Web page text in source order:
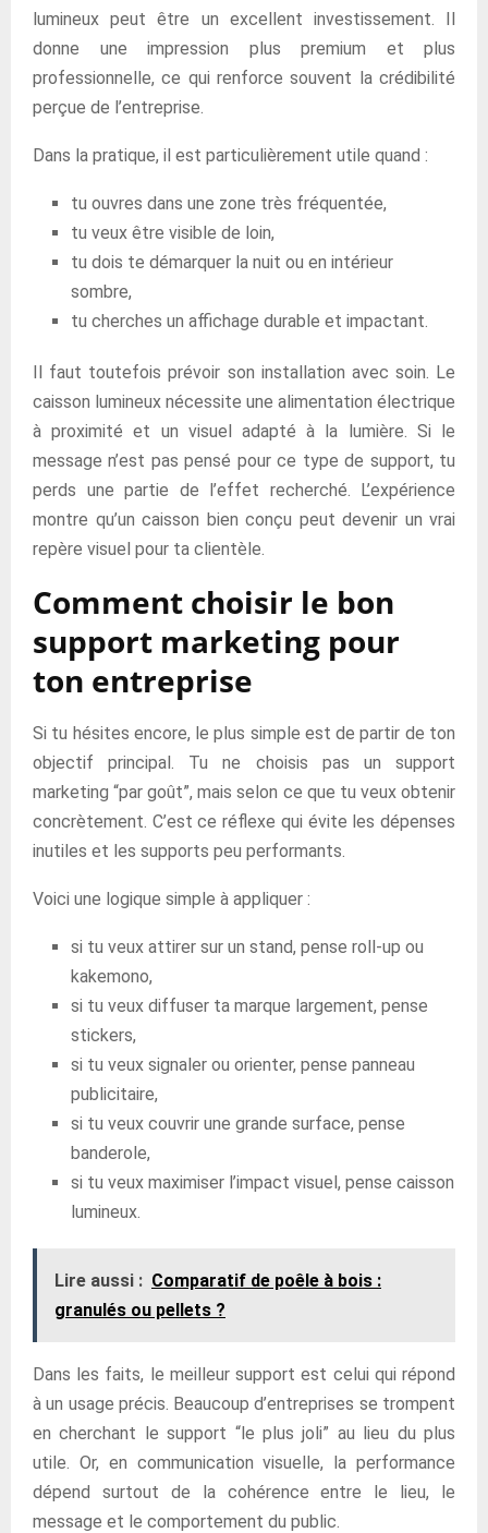
lumineux peut être un excellent investissement. Il
donne une impression plus premium et plus
professionnelle, ce qui renforce souvent la crédibilité
perçue de l’entreprise.
Dans la pratique, il est particulièrement utile quand :
tu ouvres dans une zone très fréquentée,
tu veux être visible de loin,
tu dois te démarquer la nuit ou en intérieur
sombre,
tu cherches un affichage durable et impactant.
Il faut toutefois prévoir son installation avec soin. Le
caisson lumineux nécessite une alimentation électrique
à proximité et un visuel adapté à la lumière. Si le
message n’est pas pensé pour ce type de support, tu
perds une partie de l’effet recherché. L’expérience
montre qu’un caisson bien conçu peut devenir un vrai
repère visuel pour ta clientèle.
Comment choisir le bon
support marketing pour
ton entreprise
Si tu hésites encore, le plus simple est de partir de ton
objectif principal. Tu ne choisis pas un support
marketing “par goût”, mais selon ce que tu veux obtenir
concrètement. C’est ce réflexe qui évite les dépenses
inutiles et les supports peu performants.
Voici une logique simple à appliquer :
si tu veux attirer sur un stand, pense roll-up ou
kakemono,
si tu veux diffuser ta marque largement, pense
stickers,
si tu veux signaler ou orienter, pense panneau
publicitaire,
si tu veux couvrir une grande surface, pense
banderole,
si tu veux maximiser l’impact visuel, pense caisson
lumineux.
Lire aussi : Comparatif de poêle à bois :
granulés ou pellets ?
Dans les faits, le meilleur support est celui qui répond
à un usage précis. Beaucoup d’entreprises se trompent
en cherchant le support “le plus joli” au lieu du plus
utile. Or, en communication visuelle, la performance
dépend surtout de la cohérence entre le lieu, le
message et le comportement du public.